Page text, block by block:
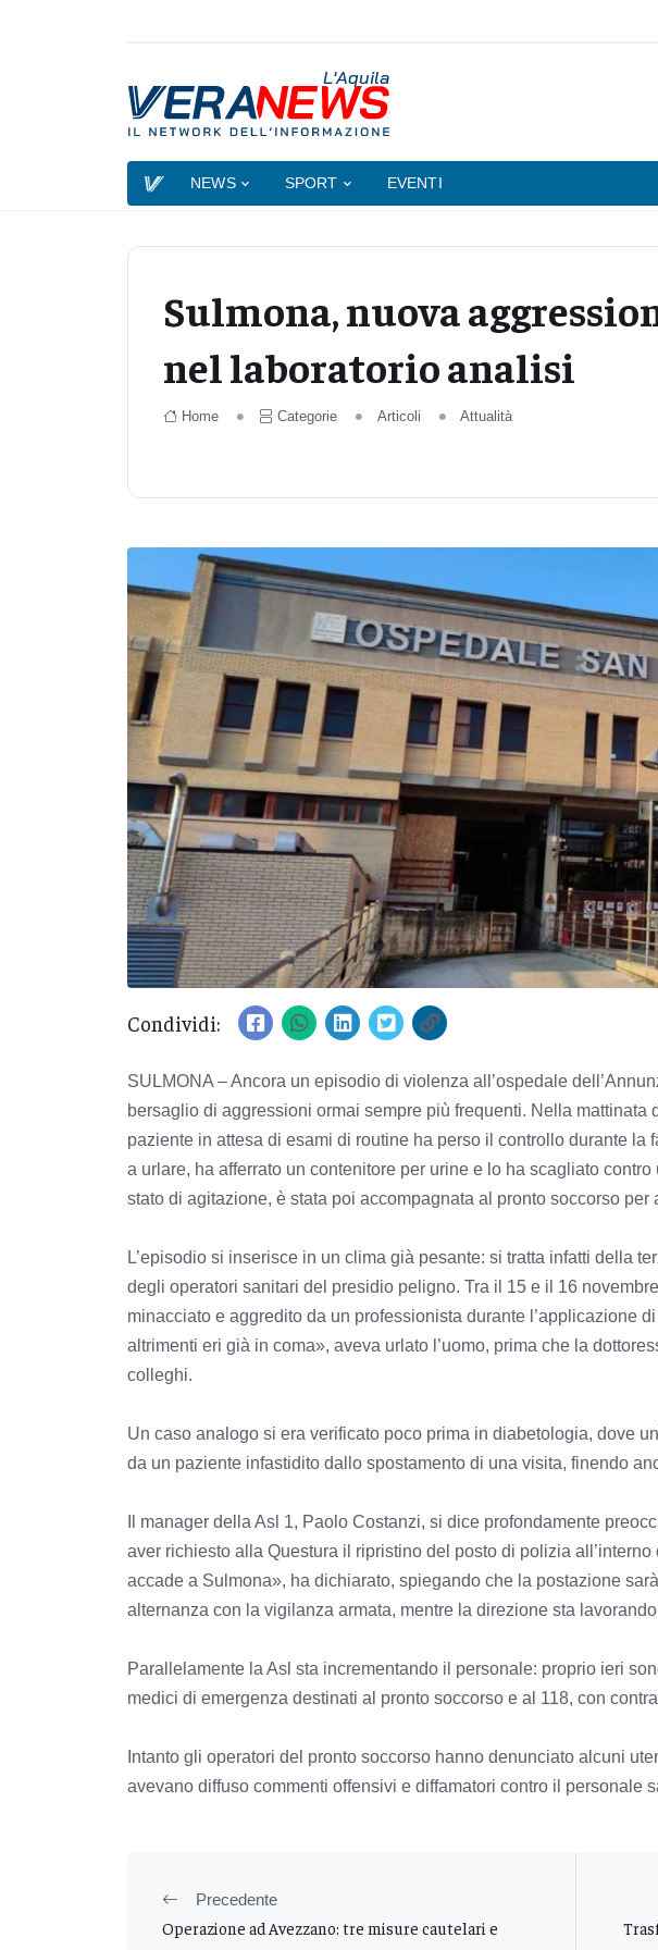
L'Aquila
NEWS SPORT EVENTI
Sulmona, nuova
nel laboratorio analisi
Home Categorie Articoli Attualità
Condividi:
SULMONA – Ancora un episodio di violenza all’ospedale
bersaglio di aggressioni ormai sempre più frequenti. Nella mattinata
paziente in attesa di esami di routine ha perso il controllo durante la
a urlare, ha afferrato un contenitore per urine e lo ha scagliato
stato di agitazione, è stata poi accompagnata al pronto soccorso per
L’episodio si inserisce in un clima già pesante: si tratta infatti della
degli operatori sanitari del presidio peligno. Tra il 15 e il 16
minacciato e aggredito da un professionista durante l’applicazione
altrimenti eri già in coma», aveva urlato l’uomo, prima che la
colleghi.
Un caso analogo si era verificato poco prima in diabetologia, dove
da un paziente infastidito dallo spostamento di una visita, finendo
Il manager della Asl 1, Paolo Costanzi, si dice profondamente
aver richiesto alla Questura il ripristino del posto di polizia
accade a Sulmona», ha dichiarato, spiegando che la postazione
alternanza con la vigilanza armata, mentre la direzione sta
Parallelamente la Asl sta incrementando il personale: proprio ieri
medici di emergenza destinati al pronto soccorso e al 118, con
Intanto gli operatori del pronto soccorso hanno denunciato alcuni
avevano diffuso commenti offensivi e diffamatori contro il personale
Precedente
Operazione ad Avezzano: tre misure cautelari e